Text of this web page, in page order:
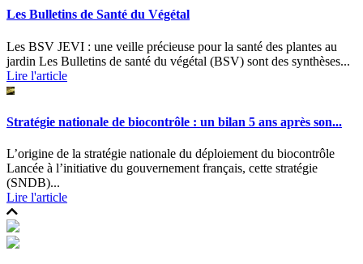
Les Bulletins de Santé du Végétal
Les BSV JEVI : une veille précieuse pour la santé des plantes au
jardin Les Bulletins de santé du végétal (BSV) sont des synthèses...
Lire l'article
Stratégie nationale de biocontrôle : un bilan 5 ans après son...
L’origine de la stratégie nationale du déploiement du biocontrôle
Lancée à l’initiative du gouvernement français, cette stratégie
(SNDB)...
Lire l'article